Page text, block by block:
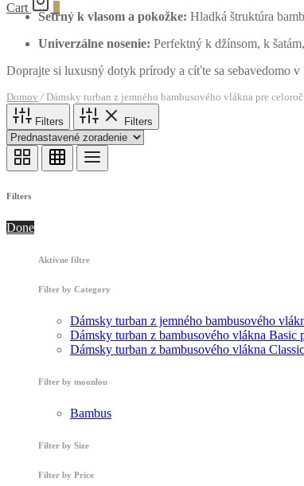
Cart
Šetrný k vlasom a pokožke: Hladká štruktúra
Univerzálne nosenie: Perfektný k džínsom, k
Doprajte si luxusný dotyk prírody a cíťte sa sebavedomo v
Domov /Dámsky turban z jemného bambusového vlákna pre
Filters Filters
Filters
Done
Aktívne filtre
Filter by Category
Dámsky turban z jemného bambusového
Dámsky turban z bambusového vlákna Basic
Dámsky turban z bambusového vlákna
Filter by moonlou
Bambus
Filter by Size
Filter by Price